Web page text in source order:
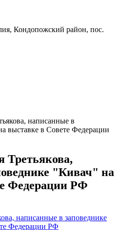
Кондопожский район, пос.
написанные в
выставке в Совете Федерации
"Кивач" на
Федерации РФ